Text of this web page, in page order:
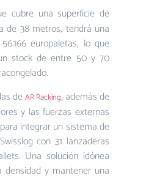
cubre una superficie de
38 metros, tendrá una
europaletas, lo que
stock de entre 50 y 70
deAR Racking, además de
y las fuerzas externas
integrar un sistema de
con 31 lanzaderas
Una solución idónea
y mantener una